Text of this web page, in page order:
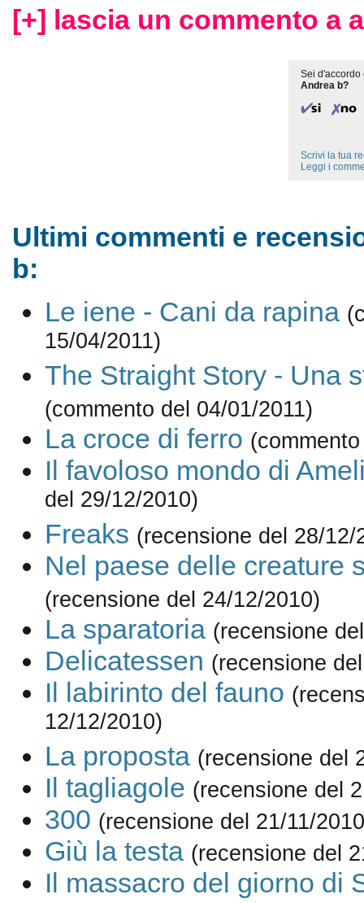
[+] lascia un commento a
Sei d'accordo
Andrea b?
Scrivi la tua
Leggi i
Ultimi commenti e
b:
Le iene - Cani da rapina
15/04/2011)
The Straight Story - Una
(commento del 04/01/2011)
La croce di ferro
Il favoloso mondo di
del 29/12/2010)
Freaks (recensione del 28/12/
Nel paese delle creature
(recensione del 24/12/2010)
La sparatoria (recensione
Delicatessen (recensione
Il labirinto del fauno
12/12/2010)
La proposta (recensione del
Il tagliagole (recensione del
300 (recensione del 21/11/
Giù la testa (recensione del
Il massacro del giorno di